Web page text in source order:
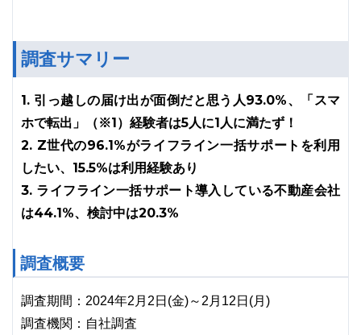
調査サマリー
1. 引っ越しの届け出が面倒だと思う人93.0%、「スマ
ホで転出」（※1）経験者は5人に1人に満たず！
2. Z世代の96.1%がライフライン一括サポートを利用
したい、15.5%は利用経験あり
3. ライフライン一括サポート導入している不動産会社
は44.1%、検討中は20.3%
調査概要
調査期間：2024年2月2日(金)～2月12日(月)
調査機関：自社調査